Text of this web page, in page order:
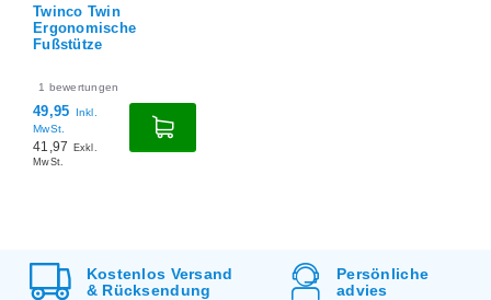
Twinco Twin
Ergonomische
Fußstütze
1 bewertungen
49,95
Inkl.
MwSt.
41,97
Exkl.
MwSt.
Kostenlos Versand
& Rücksendung
Persönliche
advies